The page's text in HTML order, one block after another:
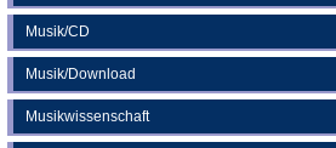
Musik/CD
Musik/Download
Musikwissenschaft